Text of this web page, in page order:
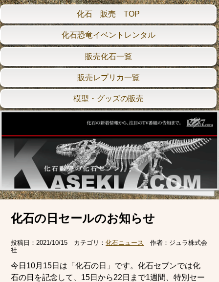
化石 販売 TOP
化石恐竜イベントレンタル
販売化石一覧
販売レプリカ一覧
模型・グッズの販売
化石の日セールのお知らせ
投稿日：2021/10/15 カテゴリ：化石ニュース 作者： ジュラ株式会
社
今日10月15日は「化石の日」です。化石セブンでは化
石の日を記念して、15日から22日まで1週間、特別セー